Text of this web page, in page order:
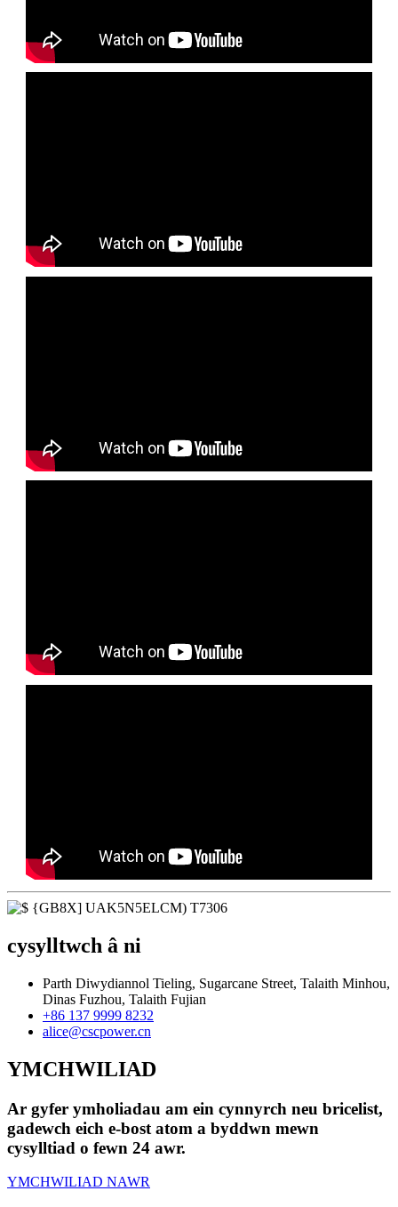
cysylltwch â ni
Parth Diwydiannol Tieling, Sugarcane Street, Talaith Minhou,
Dinas Fuzhou, Talaith Fujian
+86 137 9999 8232
alice@cscpower.cn
YMCHWILIAD
Ar gyfer ymholiadau am ein cynnyrch neu bricelist,
gadewch eich e-bost atom a byddwn mewn
cysylltiad o fewn 24 awr.
YMCHWILIAD NAWR